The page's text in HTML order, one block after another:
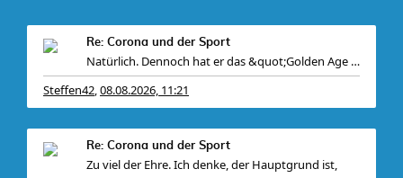
Re: Corona und der Sport
Natürlich. Dennoch hat er das &quot;Golden Age for Cr
Steffen42,08.08.2026, 11:21
Re: Corona und der Sport
Zu viel der Ehre. Ich denke, der Hauptgrund ist,